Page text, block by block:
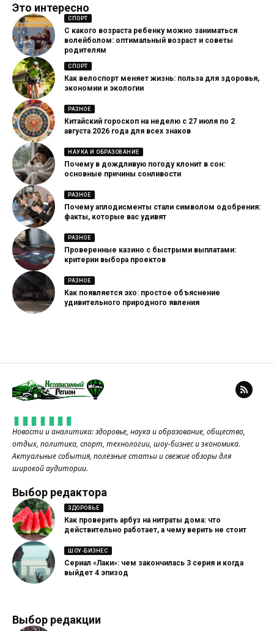
Это интересно
СПОРТ
С какого возраста ребенку можно заниматься
волейболом: оптимальный возраст и советы
родителям
СПОРТ
Как велоспорт меняет жизнь: польза для здоровья,
экономии и экологии
РАЗНОЕ
Китайский гороскоп на неделю с 27 июля по 2
августа 2026 года для всех знаков
НАУКА И ОБРАЗОВАНИЕ
Почему в дождливую погоду клонит в сон:
основные причины сонливости
РАЗНОЕ
Почему аплодисменты стали символом одобрения:
факты, которые вас удивят
РАЗНОЕ
Проверенные казино с быстрыми выплатами:
критерии выбора проектов
РАЗНОЕ
Как появляется эхо: простое объяснение
удивительного природного явления
Новости и аналитика: здоровье, наука и образование, общество,
отдых, политика, спорт, технологии, шоу-бизнес и экономика.
Актуальные события, полезные статьи и свежие обзоры для
широкой аудитории.
Выбор редактора
ЗДОРОВЬЕ
Как проверить арбуз на нитраты дома: что
действительно работает, а чему верить не стоит
ШОУ-БИЗНЕС
Сериал «Лаки»: чем закончилась 3 серия и когда
выйдет 4 эпизод
Выбор редакции